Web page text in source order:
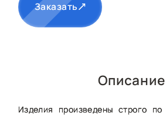
Заказать
Описание
Изделия произведены строго